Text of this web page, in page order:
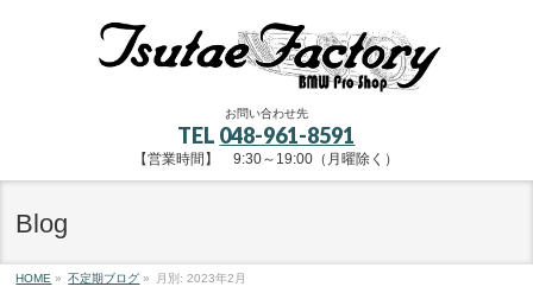
お問い合わせ先
TEL 048-961-8591
【営業時間】 9:30～19:00（月曜除く）
Blog
HOME » 不定期ブログ » 月別: 2023年2月